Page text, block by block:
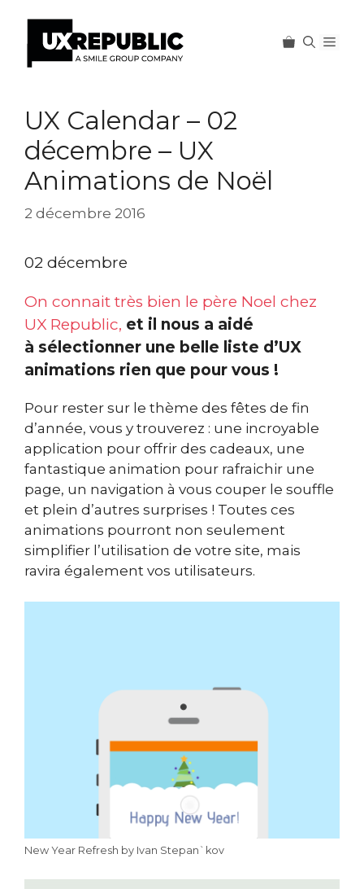
contenu
UX Calendar – 02
décembre – UX
Animations de Noël
2 décembre 2016
02 décembre
On connait très bien le père Noel chez
UX Republic, et il nous a aidé
à sélectionner une belle liste d’UX
animations rien que pour vous !
Pour rester sur le thème des fêtes de fin
d’année, vous y trouverez : une incroyable
application pour offrir des cadeaux, une
fantastique animation pour rafraichir une
page, un navigation à vous couper le souffle
et plein d’autres surprises ! Toutes ces
animations pourront non seulement
simplifier l’utilisation de votre site, mais
ravira également vos utilisateurs.
New Year Refresh by Ivan Stepan`kov